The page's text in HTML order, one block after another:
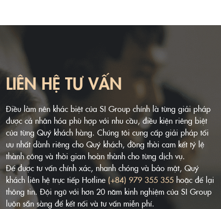
LIÊN HỆ TƯ VẤN
Điều làm nên khác biệt của SI Group chính là từng giải pháp
được cá nhân hóa phù hợp với nhu cầu, điều kiện riêng biệt
của từng Quý khách hàng. Chúng tôi cung cấp giải pháp tối
ưu nhất dành riêng cho Quý khách, đồng thời cam kết tỷ lệ
thành công và thời gian hoàn thành cho từng dịch vụ.
Để được tư vấn chính xác, nhanh chóng và bảo mật, Quý
khách liên hệ trực tiếp Hotline (+84) 979 355 355 hoặc để lại
thông tin. Đội ngũ với hơn 20 năm kinh nghiệm của SI Group
luôn sẵn sàng để kết nối và tư vấn miễn phí.